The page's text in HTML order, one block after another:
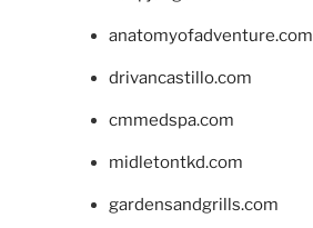
anatomyofadventure.com
drivancastillo.com
cmmedspa.com
midletontkd.com
gardensandgrills.com